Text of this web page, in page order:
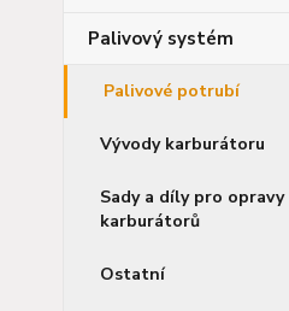
Palivový systém
Palivové potrubí
Vývody karburátoru
Sady a díly pro opravy
karburátorů
Ostatní